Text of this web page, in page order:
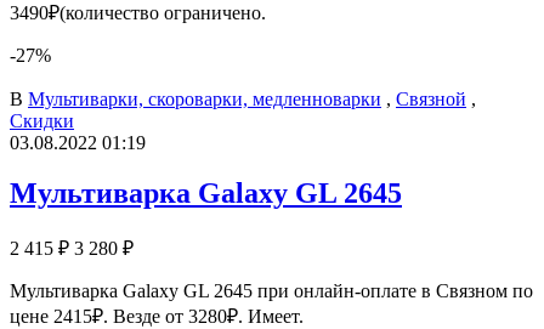
3490₽(количество ограничено.
-27%
В Мультиварки, скороварки, медленноварки , Связной ,
Скидки
03.08.2022 01:19
Мультиварка Galaxy GL 2645
2 415 ₽ 3 280 ₽
Мультиварка Galaxy GL 2645 при онлайн-оплате в Связном по
цене 2415₽. Везде от 3280₽. Имеет.